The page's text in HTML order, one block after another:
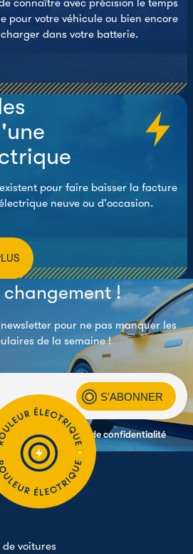
connaître avec précision le temps
pour votre véhicule ou bien encore
charger dans votre batterie.
pour faire baisser la facture
neuve ou d'occasion.
!
pour ne pas manquer les
de la semaine !
la politique de confidentialité
voitures